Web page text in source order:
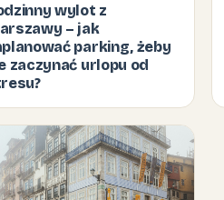
wylot z
– jak
parking, żeby
zaczynać urlopu od